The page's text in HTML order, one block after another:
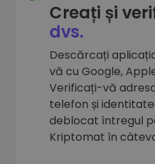
Creați și
dvs.
Descărcați
vă cu Google,
Verificați-vă
telefon și
deblocat întregul
Kriptomat în